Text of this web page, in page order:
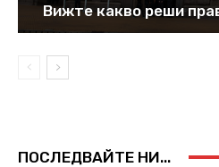
Вижте какво реши
ПОСЛЕДВАЙТЕ НИ...